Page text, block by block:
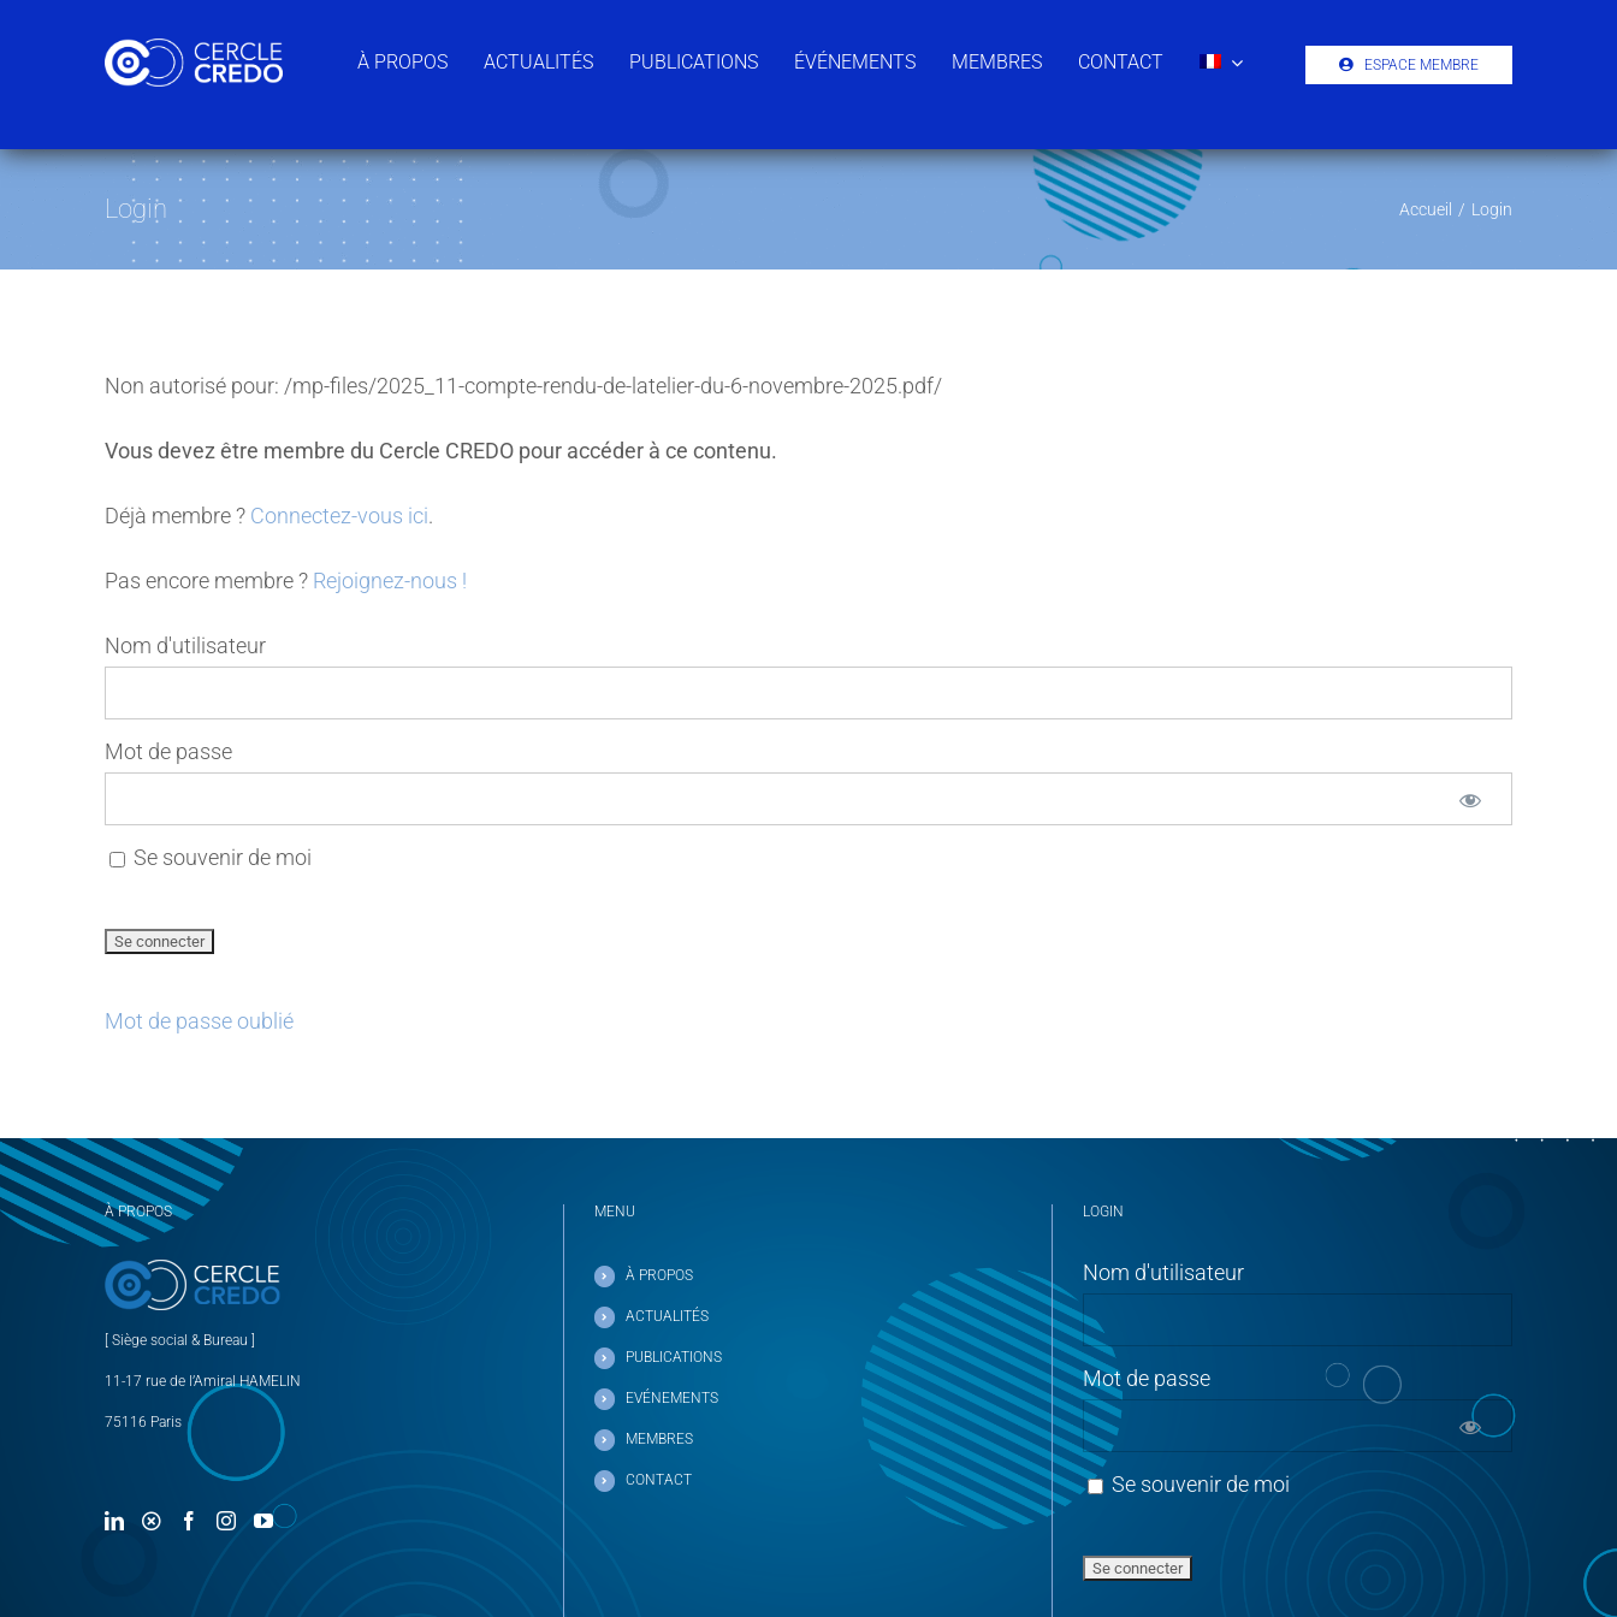
À PROPOS ACTUALITÉS PUBLICATIONS ÉVÉNEMENTS MEMBRES CONTACT ESPACE MEMBRE
Login Accueil / Login
Non autorisé pour: /mp-files/2025_11-compte-rendu-de-latelier-du-6-novembre-2025.pdf/
Vous devez être membre du Cercle CREDO pour accéder à ce contenu.
Déjà membre ? Connectez-vous ici.
Pas encore membre ? Rejoignez-nous !
Nom d'utilisateur
Mot de passe
Se souvenir de moi
Mot de passe oublié
À PROPOS
[ Siège social & Bureau ]
11-17 rue de l’Amiral HAMELIN
75116 Paris
MENU
À PROPOS
ACTUALITÉS
PUBLICATIONS
EVÉNEMENTS
MEMBRES
CONTACT
LOGIN
Nom d'utilisateur
Mot de passe
Se souvenir de moi